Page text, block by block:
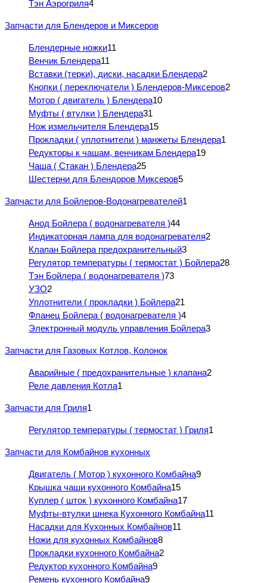
Тэн Аэрогриля4
Запчасти для Блендеров и Миксеров
Блендерные ножки11
Венчик Блендера11
Вставки (терки), диски, насадки Блендера2
Кнопки ( переключатели ) Блендеров-Миксеров2
Мотор ( двигатель ) Блендера10
Муфты ( втулки ) Блендера31
Нож измельчителя Блендера15
Прокладки ( уплотнители ) манжеты Блендера1
Редукторы к чашам, венчикам Блендера19
Чаша ( Стакан ) Блендера25
Шестерни для Блендоров Миксеров5
Запчасти для Бойлеров-Водонагревателей1
Анод Бойлера ( водонагревателя )44
Индикаторная лампа для водонагревателя2
Клапан Бойлера предохранительный3
Регулятор температуры ( термостат ) Бойлера28
Тэн Бойлера ( водонагревателя )73
УЗО2
Уплотнители ( прокладки ) Бойлера21
Фланец Бойлера ( водонагревателя )4
Электронный модуль управления Бойлера3
Запчасти для Газовых Котлов, Колонок
Аварийные ( предохранительные ) клапана2
Реле давления Котла1
Запчасти для Гриля1
Регулятор температуры ( термостат ) Гриля1
Запчасти для Комбайнов кухонных
Двигатель ( Мотор ) кухонного Комбайна9
Крышка чаши кухонного Комбайна15
Куплер ( шток ) кухонного Комбайна17
Муфты-втулки шнека Кухонного Комбайна11
Насадки для Кухонных Комбайнов11
Ножи для кухонных Комбайнов8
Прокладки кухонного Комбайна2
Редуктор кухонного Комбайна9
Ремень кухонного Комбайна9